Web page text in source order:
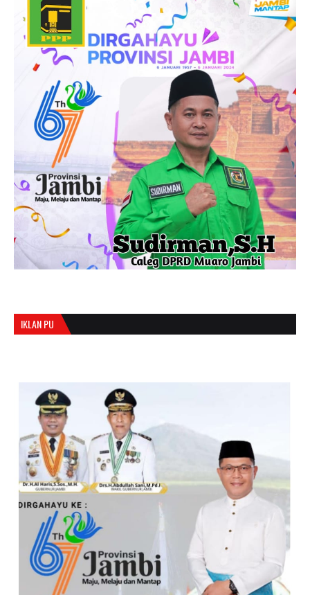
IKLAN PU